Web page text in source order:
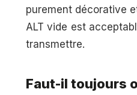
purement décorative
ALT vide est
transmettre.
Faut-il toujours